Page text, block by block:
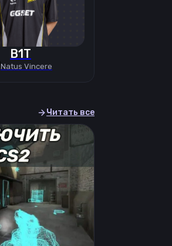
B1T
Natus Vincere
Читать все